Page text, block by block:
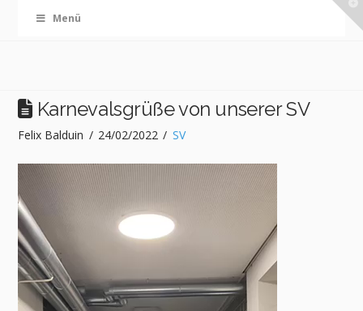
Menü
Karnevalsgrüße von unserer SV
Felix Balduin 24/02/2022 SV